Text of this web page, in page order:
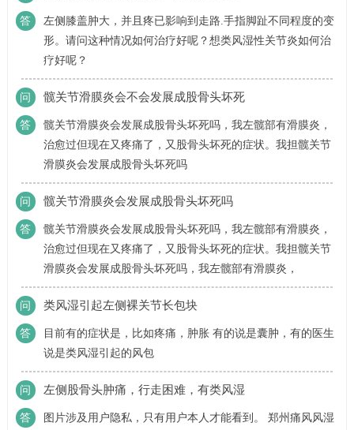
答
左侧膝盖肿大，并且疼已影响到走路.手指脚趾不同程度的变
形。请问这种情况如何治疗好呢？想类风湿性关节炎如何治
疗好呢？
问 髋关节滑膜炎会不会发展成股骨头坏死
答
髋关节滑膜炎会发展成股骨头坏死吗，我左髋部有滑膜炎，
治愈过但现在又疼痛了，又股骨头坏死的症状。我担髋关节
滑膜炎会发展成股骨头坏死吗
问 髋关节滑膜炎会发展成股骨头坏死吗
答
髋关节滑膜炎会发展成股骨头坏死吗，我左髋部有滑膜炎，
治愈过但现在又疼痛了，又股骨头坏死的症状。我担髋关节
滑膜炎会发展成股骨头坏死吗，我左髋部有滑膜炎，
问 类风湿引起左侧裸关节长包块
答
目前有的症状是，比如疼痛，肿胀 有的说是囊肿，有的医生
说是类风湿引起的风包
问 左侧股骨头肿痛，行走困难，有类风湿
答
图片涉及用户隐私，只有用户本人才能看到。 郑州痛风风湿